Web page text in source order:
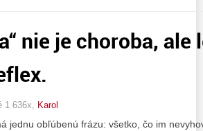
nie je choroba, ale
1 636x, Karol
jednu obľúbenú frázu: všetko, čo im